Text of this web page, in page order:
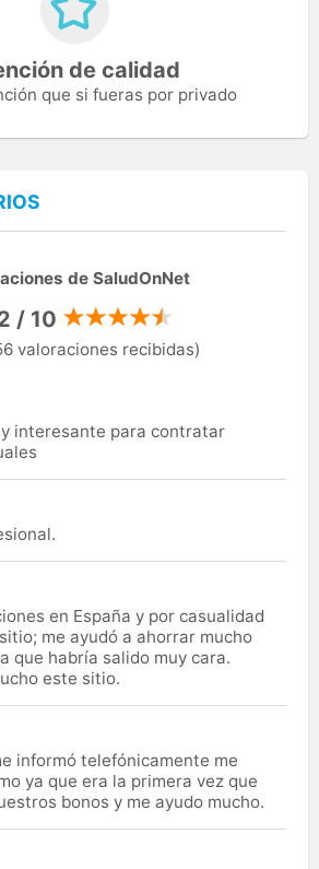
de calidad
que si fueras por privado
de SaludOnNet
/ 10
valoraciones recibidas)
interesante para contratar
en España y por casualidad
me ayudó a ahorrar mucho
que habría salido muy cara.
este sitio.
informó telefónicamente me
ya que era la primera vez que
bonos y me ayudo mucho.